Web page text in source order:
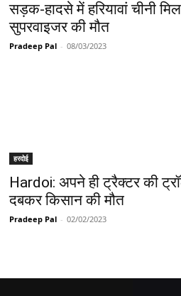
सड़क-हादसे में हरियावां चीनी
सुपरवाइजर की मौत
Pradeep Pal - 08/03/2023
हरदोई
Hardoi: अपने ही ट्रैक्टर की
दबकर किसान की मौत
Pradeep Pal - 02/02/2023